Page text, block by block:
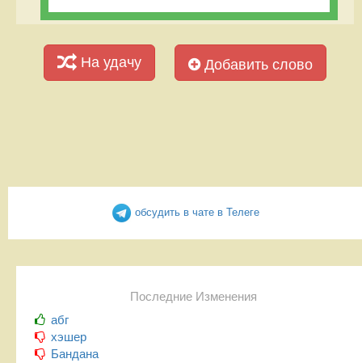
На удачу Добавить слово
обсудить в чате в Телеге
Последние Изменения
абг
хэшер
Бандана